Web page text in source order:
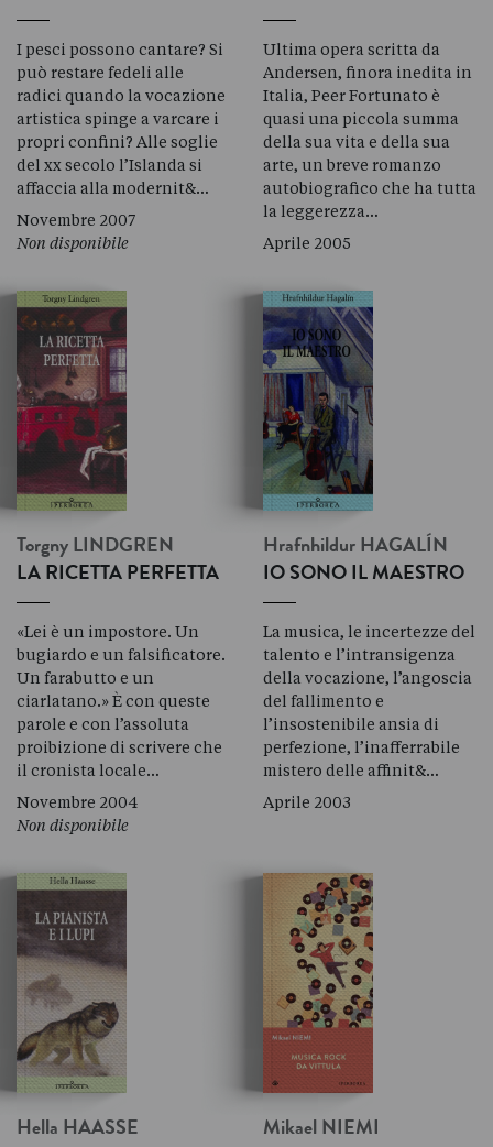
I pesci possono cantare? Si
può restare fedeli alle
radici quando la vocazione
artistica spinge a varcare i
propri confini? Alle soglie
del xx secolo l’Islanda si
affaccia alla modernit&…
Novembre 2007
Non disponibile
Ultima opera scritta da
Andersen, finora inedita in
Italia, Peer Fortunato è
quasi una piccola summa
della sua vita e della sua
arte, un breve romanzo
autobiografico che ha tutta
la leggerezza…
Aprile 2005
Torgny LINDGREN
LA RICETTA PERFETTA
«Lei è un impostore. Un
bugiardo e un falsificatore.
Un farabutto e un
ciarlatano.» È con queste
parole e con l’assoluta
proibizione di scrivere che
il cronista locale…
Novembre 2004
Non disponibile
Hrafnhildur HAGALÍN
IO SONO IL MAESTRO
La musica, le incertezze del
talento e l’intransigenza
della vocazione, l’angoscia
del fallimento e
l’insostenibile ansia di
perfezione, l’inafferrabile
mistero delle affinit&…
Aprile 2003
Hella HAASSE
Mikael NIEMI